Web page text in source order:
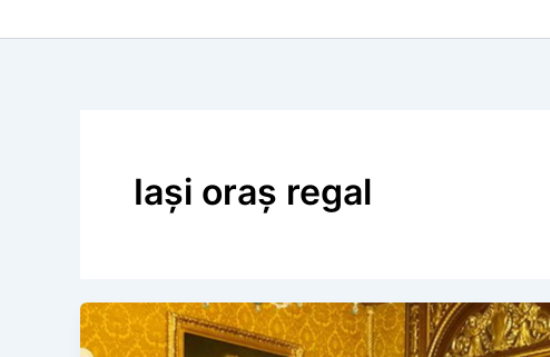
Iaşi oraş regal